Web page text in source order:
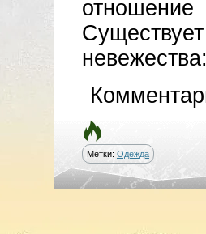
Метки: Одежда